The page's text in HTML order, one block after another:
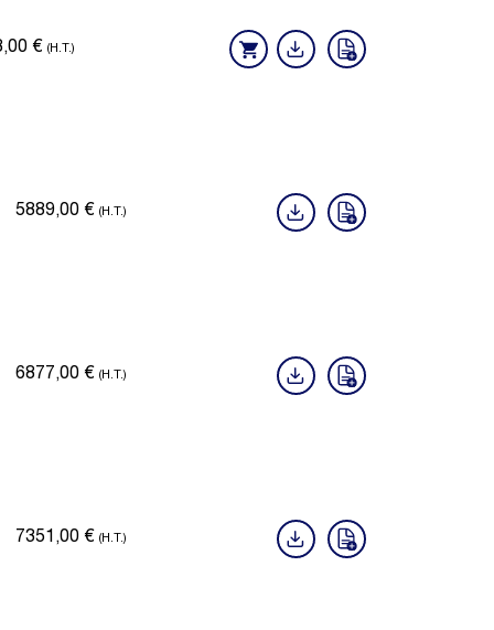
€ (H.T.)
5889,00 € (H.T.)
6877,00 € (H.T.)
7351,00 € (H.T.)